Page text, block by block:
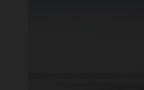
Mediterranean Sea,
of the surrounding